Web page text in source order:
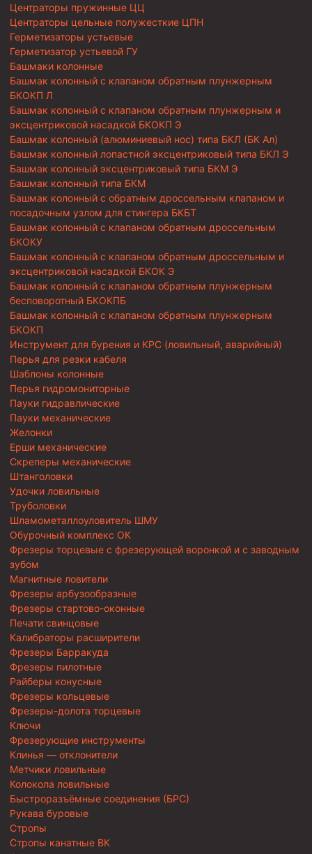
Центраторы пружинные ЦЦ
Центраторы цельные полужесткие ЦПН
Герметизаторы устьевые
Герметизатор устьевой ГУ
Башмаки колонные
Башмак колонный с клапаном обратным плунжерным
БКОКП Л
Башмак колонный с клапаном обратным плунжерным и
эксцентриковой насадкой БКОКП Э
Башмак колонный (алюминиевый нос) типа БКЛ (БК Ал)
Башмак колонный лопастной эксцентриковый типа БКЛ Э
Башмак колонный эксцентриковый типа БКМ Э
Башмак колонный типа БКМ
Башмак колонный с обратным дроссельным клапаном и
посадочным узлом для стингера БКБТ
Башмак колонный с клапаном обратным дроссельным
БКОКУ
Башмак колонный с клапаном обратным дроссельным и
эксцентриковой насадкой БКОК Э
Башмак колонный с клапаном обратным плунжерным
бесповоротный БКОКПБ
Башмак колонный с клапаном обратным плунжерным
БКОКП
Инструмент для бурения и КРС (ловильный, аварийный)
Перья для резки кабеля
Шаблоны колонные
Перья гидромониторные
Пауки гидравлические
Пауки механические
Желонки
Ерши механические
Скреперы механические
Штанголовки
Удочки ловильные
Труболовки
Шламометаллоуловитель ШМУ
Обурочный комплекс ОК
Фрезеры торцевые с фрезерующей воронкой и с заводным
зубом
Магнитные ловители
Фрезеры арбузообразные
Фрезеры стартово-оконные
Печати свинцовые
Калибраторы расширители
Фрезеры Барракуда
Фрезеры пилотные
Райберы конусные
Фрезеры кольцевые
Фрезеры-долота торцевые
Ключи
Фрезерующие инструменты
Клинья — отклонители
Метчики ловильные
Колокола ловильные
Быстроразъёмные соединения (БРС)
Рукава буровые
Стропы
Стропы канатные ВК